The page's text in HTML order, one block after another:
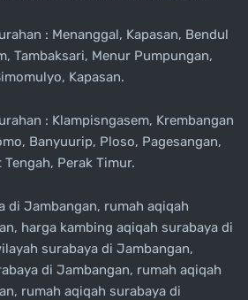
: Menanggal, Kapasan, Bendul
Tambaksari, Menur Pumpungan,
Kapasan.
: Klampisngasem, Krembangan
Banyuurip, Ploso, Pagesangan,
Perak Timur.
di Jambangan, rumah aqiqah
harga kambing aqiqah surabaya di
surabaya di Jambangan,
di Jambangan, rumah aqiqah
rumah aqiqah surabaya di